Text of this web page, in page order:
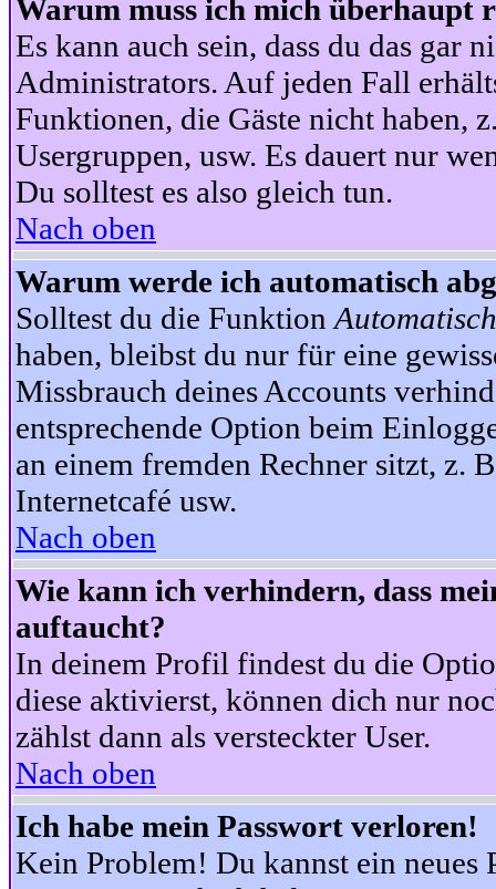
Warum muss ich mich überhaupt
Es kann auch sein, dass du das gar
Administrators. Auf jeden Fall
Funktionen, die Gäste nicht haben,
Usergruppen, usw. Es dauert nur
Du solltest es also gleich tun.
Nach oben
Warum werde ich automatisch
Solltest du die Funktion
haben, bleibst du nur für eine
Missbrauch deines Accounts
entsprechende Option beim
an einem fremden Rechner sitzt, z.
Internetcafé usw.
Nach oben
Wie kann ich verhindern, dass
auftaucht?
In deinem Profil findest du die
diese aktivierst, können dich nur
zählst dann als versteckter User.
Nach oben
Ich habe mein Passwort verloren!
Kein Problem! Du kannst ein neues